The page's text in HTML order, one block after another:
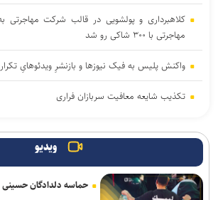
کلاهبرداری و پولشویی در قالب شرکت مهاجرتی
مهاجرتی با ۳۰۰ شاکی رو شد
واکنش پلیس به فیک نیوزها و بازنشرِ ویدئوهایِ
تکذیب شایعه معافیت سربازان فراری
شعله‌های آتش جان باختند
ویدیو
حماسه دلدادگان حسینی